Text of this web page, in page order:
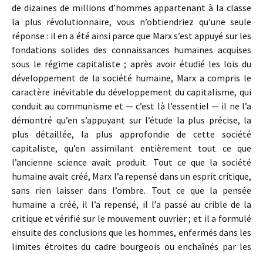
de dizaines de millions d’hommes appartenant à la classe
la plus révolutionnaire, vous n’obtiendriez qu’une seule
réponse : il en a été ainsi parce que Marx s’est appuyé sur les
fondations solides des connaissances humaines acquises
sous le régime capitaliste ; après avoir étudié les lois du
développement de la société humaine, Marx a compris le
caractère inévitable du développement du capitalisme, qui
conduit au communisme et — c’est là l’essentiel — il ne l’a
démontré qu’en s’appuyant sur l’étude la plus précise, la
plus détaillée, la plus approfondie de cette société
capitaliste, qu’en assimilant entièrement tout ce que
l’ancienne science avait produit. Tout ce que la société
humaine avait créé, Marx l’a repensé dans un esprit critique,
sans rien laisser dans l’ombre. Tout ce que la pensée
humaine a créé, il l’a repensé, il l’a passé au crible de la
critique et vérifié sur le mouvement ouvrier ; et il a formulé
ensuite des conclusions que les hommes, enfermés dans les
limites étroites du cadre bourgeois ou enchaînés par les